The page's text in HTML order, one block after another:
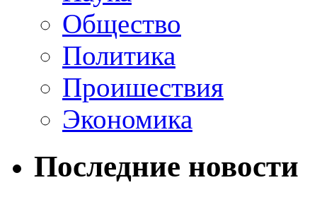
Общество
Политика
Проишествия
Экономика
Последние новости